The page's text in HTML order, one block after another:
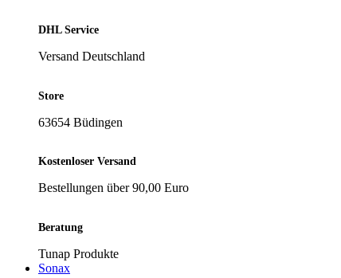
DHL Service
Versand Deutschland
Store
63654 Büdingen
Kostenloser Versand
Bestellungen über 90,00 Euro
Beratung
Tunap Produkte
Sonax